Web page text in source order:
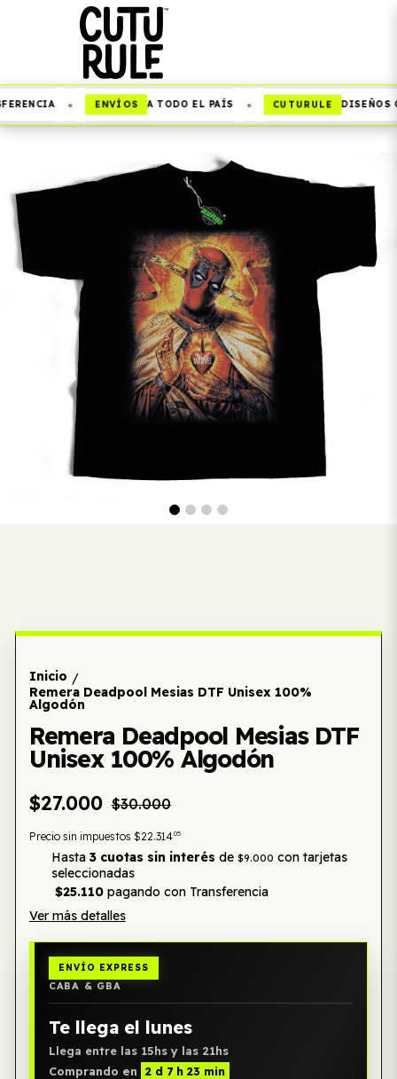
ENVÍOS A TODO EL PAÍS CUTURULE DISEÑOS
Inicio /
Remera Deadpool Mesias DTF Unisex 100%
Algodón
Remera Deadpool Mesias DTF
Unisex 100% Algodón
$27.000 $30.000
Precio sin impuestos $22.31405
Hasta 3 cuotas sin interés de $9.000 con tarjetas
seleccionadas
$25.110pagando con Transferencia
Ver más detalles
ENVÍO EXPRESS
CABA & GBA
Te llega el lunes
Llega entre las 15hs y las 21hs
Comprando en
2 d 7 h 23 min